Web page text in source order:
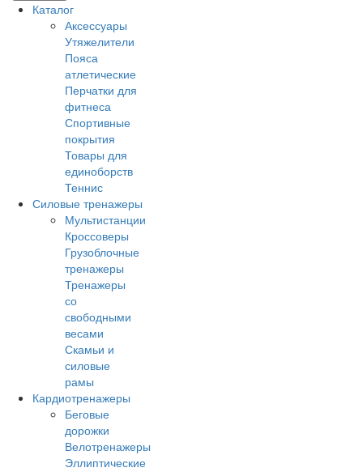
Каталог
Аксессуары
Утяжелители
Пояса
атлетические
Перчатки для
фитнеса
Спортивные
покрытия
Товары для
единоборств
Теннис
Силовые тренажеры
Мультистанции
Кроссоверы
Грузоблочные
тренажеры
Тренажеры
со
свободными
весами
Скамьи и
силовые
рамы
Кардиотренажеры
Беговые
дорожки
Велотренажеры
Эллиптические